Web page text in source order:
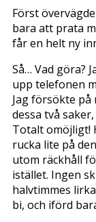
Först
bara att prata
får en helt ny
Så… Vad göra?
upp telefonen
Jag försökte
dessa två
Totalt omöjligt!
rucka lite på
utom räckhåll
istället. Ingen
halvtimmes
bi, och iförd